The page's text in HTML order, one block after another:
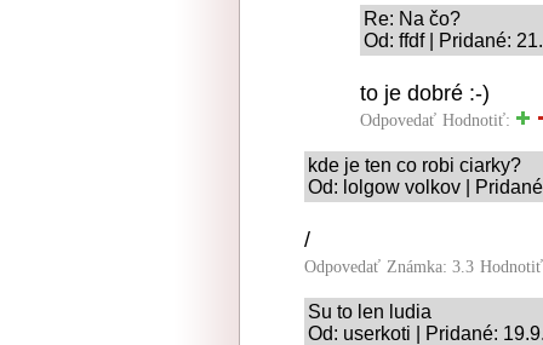
Re: Na čo?
Od: ffdf | Pridané:
to je dobré :-)
Odpovedať Hodnotiť:
kde je ten co robi ciarky?
Od: lolgow volkov |
/
Odpovedať Známka: 3.3
Su to len ludia
Od: userkoti | Pridané: